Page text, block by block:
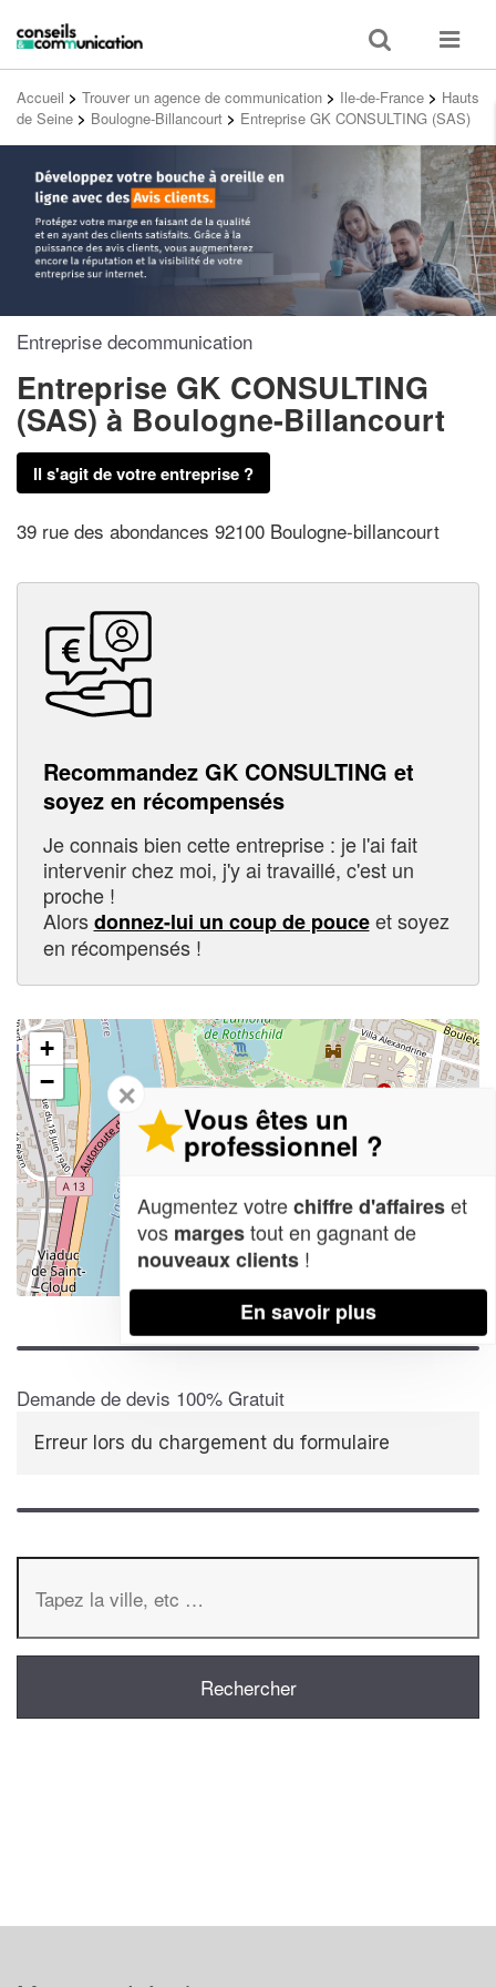
Toggle
search
Toggle
Accueil > Trouver un agence de communication > Ile-de-France > Hauts
de Seine > Boulogne-Billancourt > Entreprise GK CONSULTING (SAS)
Entreprise decommunication
Entreprise GK CONSULTING
(SAS)à Boulogne-Billancourt
Il s'agit de votre entreprise ?
39 rue des abondances 92100 Boulogne-billancourt
Recommandez GK CONSULTING et
soyez en récompensés
Je connais bien cette entreprise : je l'ai fait
intervenir chez moi, j'y ai travaillé, c'est un
proche !
Alorsdonnez-lui un coup de pouceet soyez
en récompensés !
+
−
Leaflet| Map data ©OpenStreetMap contributors,CC-BY-SA
Demande de devis 100% Gratuit
Erreur lors du chargement du formulaire
✕
Vous êtes un
professionnel ?
Augmentez votrechiffre d'affaireset
vos margestout en gagnant de
nouveaux clients !
En savoir plus